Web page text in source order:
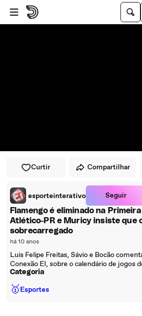
Pular para o player
Ir para o conteúdo principal
Curtir Compartilhar
esporteinterativo Seguir
Flamengo é eliminado na
Atlético-PR e Muricy insiste que
sobrecarregado
há 10 anos
Luis Felipe Freitas, Sávio e Bocão
Conexão EI, sobre o calendário de jogos
Categoria
🥇Esportes